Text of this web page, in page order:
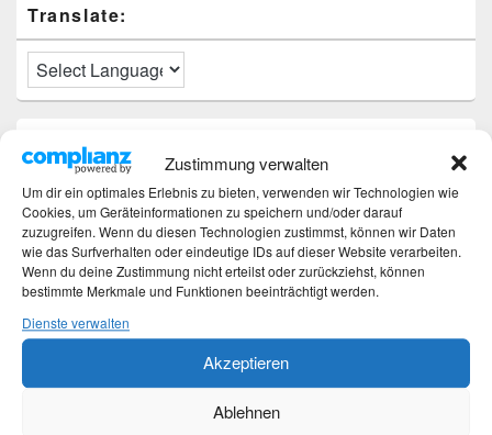
Zustimmung verwalten
Um dir ein optimales Erlebnis zu bieten, verwenden wir Technologien wie
Cookies, um Geräteinformationen zu speichern und/oder darauf
zuzugreifen. Wenn du diesen Technologien zustimmst, können wir Daten
wie das Surfverhalten oder eindeutige IDs auf dieser Website verarbeiten.
Wenn du deine Zustimmung nicht erteilst oder zurückziehst, können
bestimmte Merkmale und Funktionen beeinträchtigt werden.
Dienste verwalten
Akzeptieren
Ablehnen
Translate:
Neueste Beiträge
Hochzeitstage und ihre Bedeutung
Sturz – Nachtrag
Sturz mit Folgen
Gibt es was Neues?
Älter werden
Kategorien
Kategorien